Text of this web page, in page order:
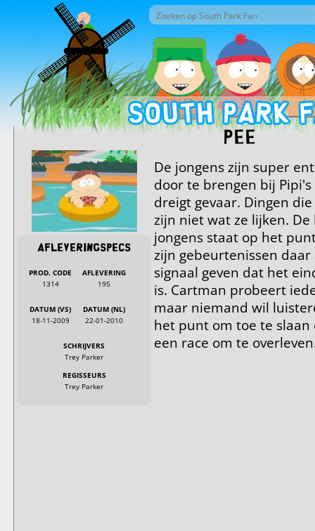
Overslaan en naar de inhoud gaan
Zoekveld
Zoek door deze site
Pee
Afleveringspecs
PROD. CODE
1314
AFLEVERING
195
DATUM (VS)
18-11-2009
DATUM (NL)
22-01-2010
SCHRIJVERS
Trey Parker
REGISSEURS
Trey Parker
De jongens zijn super
door te brengen bij
dreigt gevaar. Dingen
zijn niet wat ze lijken. De
jongens staat op het
zijn gebeurtenissen daar
signaal geven dat het
is. Cartman probeert
maar niemand wil
het punt om toe te slaan
een race om te